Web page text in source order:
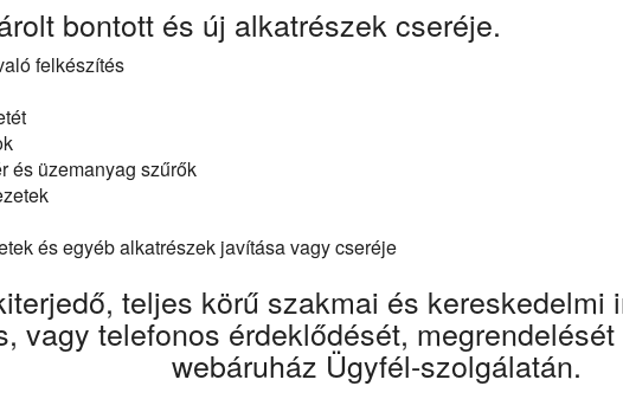
bontott és új alkatrészek cseréje.
felkészítés
és üzemanyag szűrők
és egyéb alkatrészek javítása vagy cseréje
teljes körű szakmai és kereskedelmi
vagy telefonos érdeklődését,
webáruház Ügyfél-szolgálatán.